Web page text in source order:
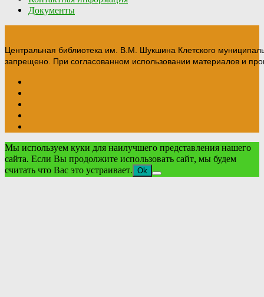
Документы
Центральная библиотека им. В.М. Шукшина Клетского
запрещено. При согласованном использовании материалов и
Мы используем куки для наилучшего представления нашего
сайта. Если Вы продолжите использовать сайт, мы будем
считать что Вас это устраивает. Ok